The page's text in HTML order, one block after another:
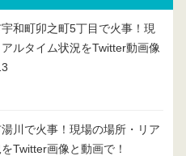
和町卯之町5丁目で火事！現
ルタイム状況をTwitter動画像
川で火事！現場の場所・リア
Twitter画像と動画で！